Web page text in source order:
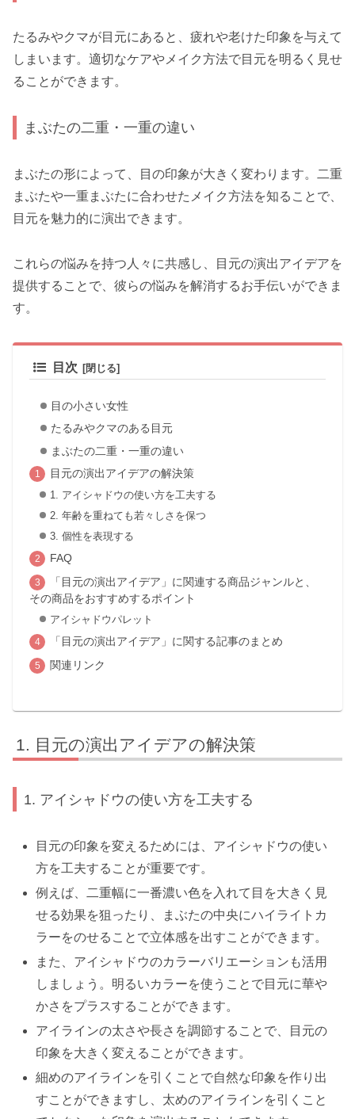
たるみやクマが目元にあると、疲れや老けた印象を与えて
しまいます。適切なケアやメイク方法で目元を明るく見せ
ることができます。
まぶたの二重・一重の違い
まぶたの形によって、目の印象が大きく変わります。二重
まぶたや一重まぶたに合わせたメイク方法を知ることで、
目元を魅力的に演出できます。
これらの悩みを持つ人々に共感し、目元の演出アイデアを
提供することで、彼らの悩みを解消するお手伝いができま
す。
目次
目の小さい女性
たるみやクマのある目元
まぶたの二重・一重の違い
目元の演出アイデアの解決策
1. アイシャドウの使い方を工夫する
2. 年齢を重ねても若々しさを保つ
3. 個性を表現する
FAQ
「目元の演出アイデア」に関連する商品ジャンルと、
その商品をおすすめするポイント
アイシャドウパレット
「目元の演出アイデア」に関する記事のまとめ
関連リンク
目元の演出アイデアの解決策
1. アイシャドウの使い方を工夫する
目元の印象を変えるためには、アイシャドウの使い
方を工夫することが重要です。
例えば、二重幅に一番濃い色を入れて目を大きく見
せる効果を狙ったり、まぶたの中央にハイライトカ
ラーをのせることで立体感を出すことができます。
また、アイシャドウのカラーバリエーションも活用
しましょう。明るいカラーを使うことで目元に華や
かさをプラスすることができます。
アイラインの太さや長さを調節することで、目元の
印象を大きく変えることができます。
細めのアイラインを引くことで自然な印象を作り出
すことができますし、太めのアイラインを引くこと